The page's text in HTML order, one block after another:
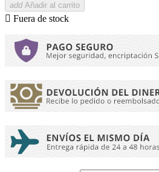
add Añadir al carrito
 Fuera de stock